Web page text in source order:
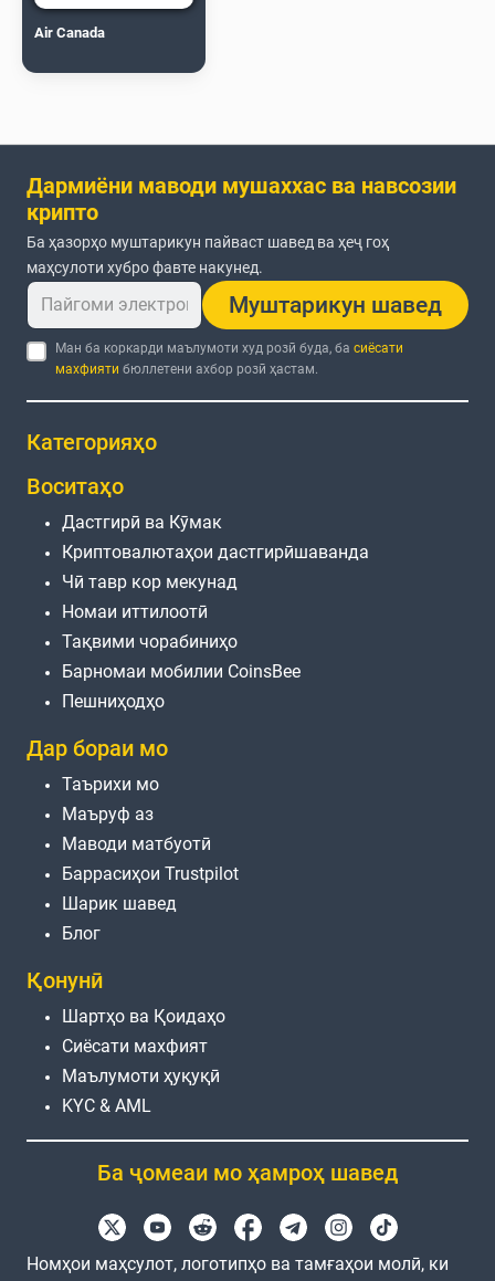
Air Canada
Дармиёни маводи мушаххас ва навсозии
крипто
Ба ҳазорҳо муштарикун пайваст шавед ва ҳеҷ гоҳ
маҳсулоти хубро фавте накунед.
Муштарикун шавед
Ман ба коркарди маълумоти худ розӣ буда, басиёсати
махфияти бюллетени ахбор розӣ ҳастам.
Категорияҳо
Воситаҳо
Дастгирӣ ва Кӯмак
Криптовалютаҳои дастгирӣшаванда
Чӣ тавр кор мекунад
Номаи иттилоотӣ
Тақвими чорабиниҳо
Барномаи мобилии CoinsBee
Пешниҳодҳо
Дар бораи мо
Таърихи мо
Маъруф аз
Маводи матбуотӣ
Баррасиҳои Trustpilot
Шарик шавед
Блог
Қонунӣ
Шартҳо ва Қоидаҳо
Сиёсати махфият
Маълумоти ҳуқуқӣ
KYC & AML
Ба ҷомеаи мо ҳамроҳ шавед
Номҳои маҳсулот, логотипҳо ва тамғаҳои молӣ, ки